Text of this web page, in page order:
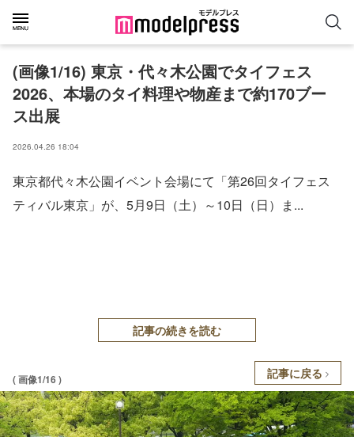
(画像1/16) 東京・代々木公園でタイフェス
2026、本場のタイ料理や物産まで約170ブー
ス出展
2026.04.26 18:04
東京都代々木公園イベント会場にて「第26回タイフェス
ティバル東京」が、5月9日（土）～10日（日）ま...
記事の続きを読む
( 画像1/16 ) 記事に戻る